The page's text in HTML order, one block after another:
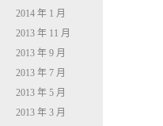
2014 年 1 月
2013 年 11 月
2013 年 9 月
2013 年 7 月
2013 年 5 月
2013 年 3 月